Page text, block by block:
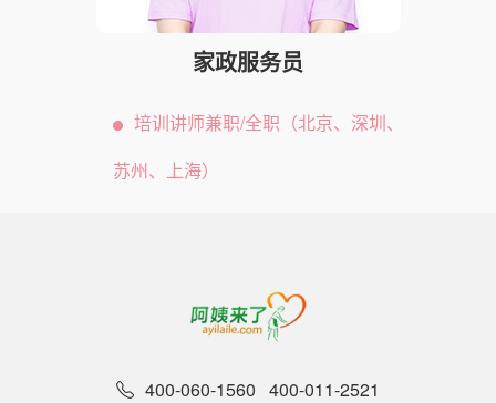
家政服务员
培训讲师兼职/全职（北京、深圳、
苏州、上海）
400-060-1560 400-011-2521